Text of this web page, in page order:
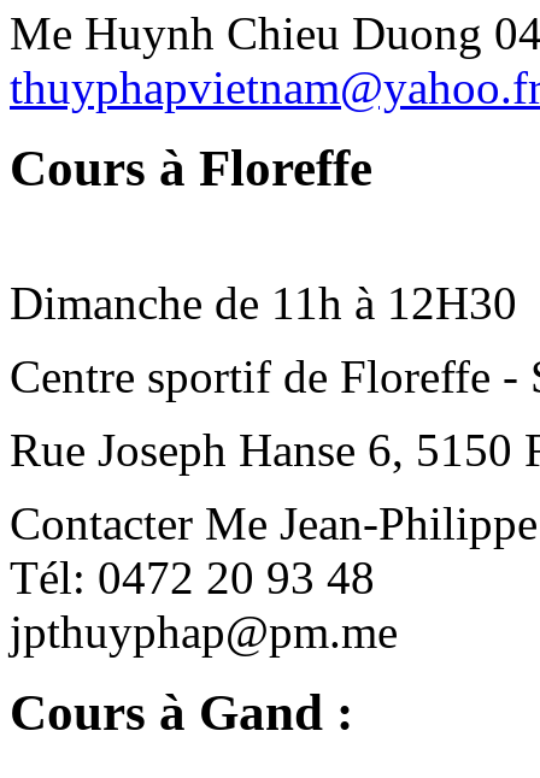
Me Huynh Chieu Duong
Cours à Floreffe
Dimanche de 11h à 12H30
Centre sportif de Floreffe -
Rue Joseph Hanse 6,
Contacter Me Jean-
Tél: 0472 20 93 48
jpthuyphap@pm.me
Cours à Gand :